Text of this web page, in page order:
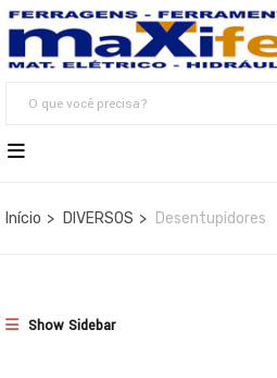
Início DIVERSOS Desentupidores
Show Sidebar